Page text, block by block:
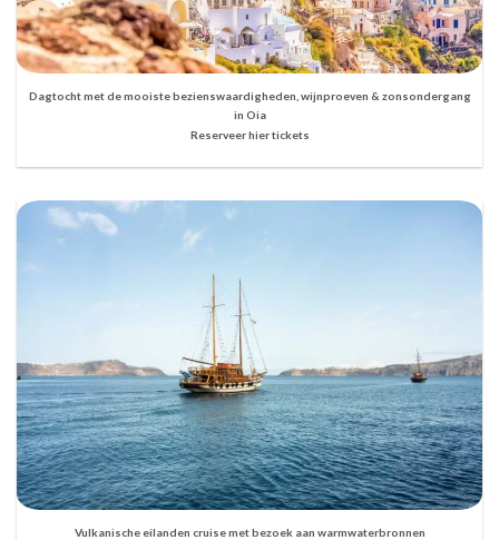
Dagtocht met de mooiste bezienswaardigheden, wijnproeven & zonsondergang
in Oia
Reserveer hier tickets
Vulkanische eilanden cruise met bezoek aan warmwaterbronnen